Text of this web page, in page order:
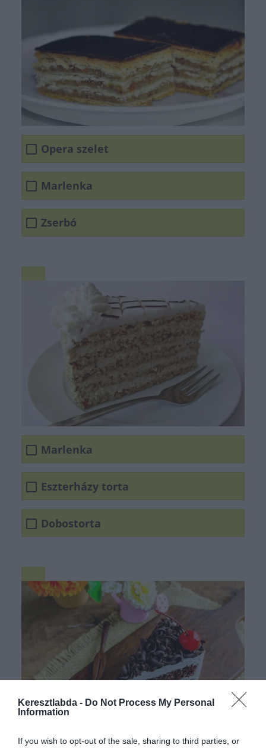
Keresztlabda - Do Not Process My Personal
Information
If you wish to opt-out of the sale, sharing to third parties, or
Opera szelet
Marlenka
Zserbó
Marlenka
Eszterházy torta
Dobostorta